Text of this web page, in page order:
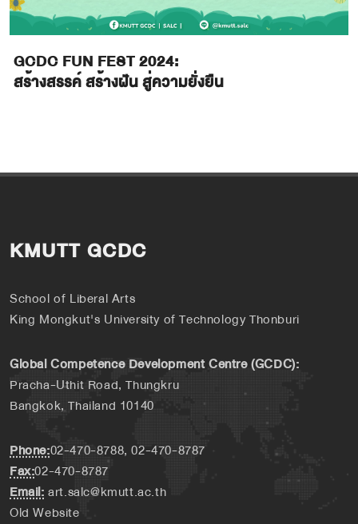
GCDC FUN FEST 2024:
สร้างสรรค์ สร้างฝัน สู่ความยั่งยืน
KMUTT GCDC
School of Liberal Arts
King Mongkut's University of Technology Thonburi
Global Competence Development Centre (GCDC):
Pracha-Uthit Road, Thungkru
Bangkok, Thailand 10140
Phone:02-470-8788, 02-470-8787
Fax:02-470-8787
Email:art.salc@kmutt.ac.th
Old Website